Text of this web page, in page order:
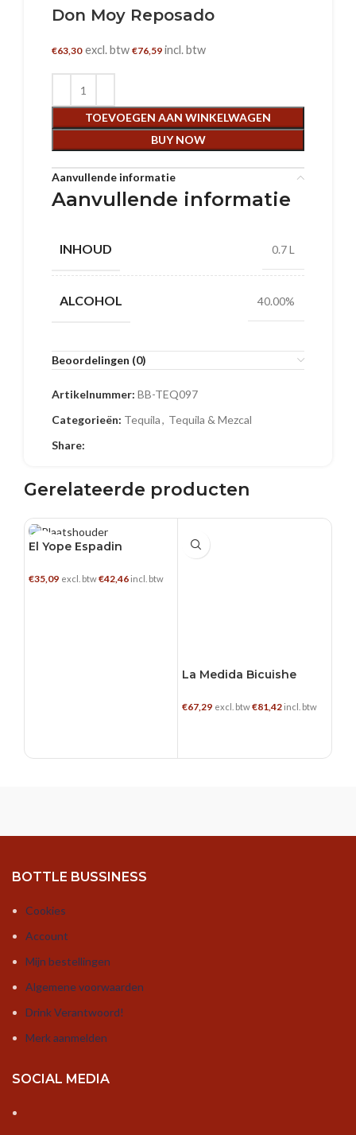
Don Moy Reposado
€63,30 excl. btw €76,59 incl. btw
TOEVOEGEN AAN WINKELWAGEN
BUY NOW
Aanvullende informatie
Aanvullende informatie
INHOUD 0.7 L
ALCOHOL 40.00%
Beoordelingen (0)
Artikelnummer: BB-TEQ097
Categorieën: Tequila, Tequila & Mezcal
Share:
Gerelateerde producten
0.7 L
El Yope Espadin
€35,09 excl. btw€42,46 incl. btw
0.7 L
La Medida Bicuishe
€67,29 excl. btw€81,42 incl. btw
BOTTLE BUSSINESS
Cookies
Account
Mijn bestellingen
Algemene voorwaarden
Drink Verantwoord!
Merk aanmelden
SOCIAL MEDIA